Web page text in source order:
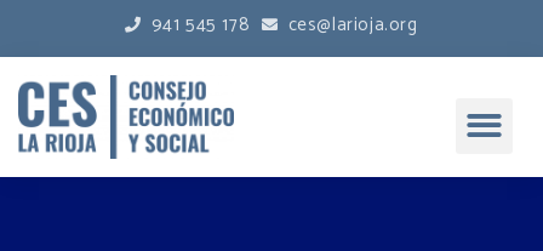
941 545 178 ces@larioja.org